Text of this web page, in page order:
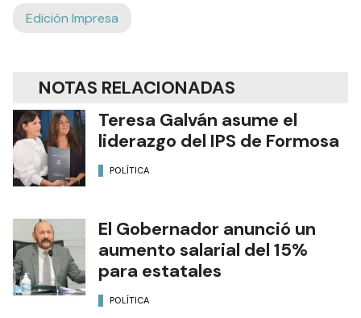
Edición Impresa
NOTAS RELACIONADAS
Teresa Galván asume el
liderazgo del IPS de Formosa
POLÍTICA
El Gobernador anunció un
aumento salarial del 15%
para estatales
POLÍTICA